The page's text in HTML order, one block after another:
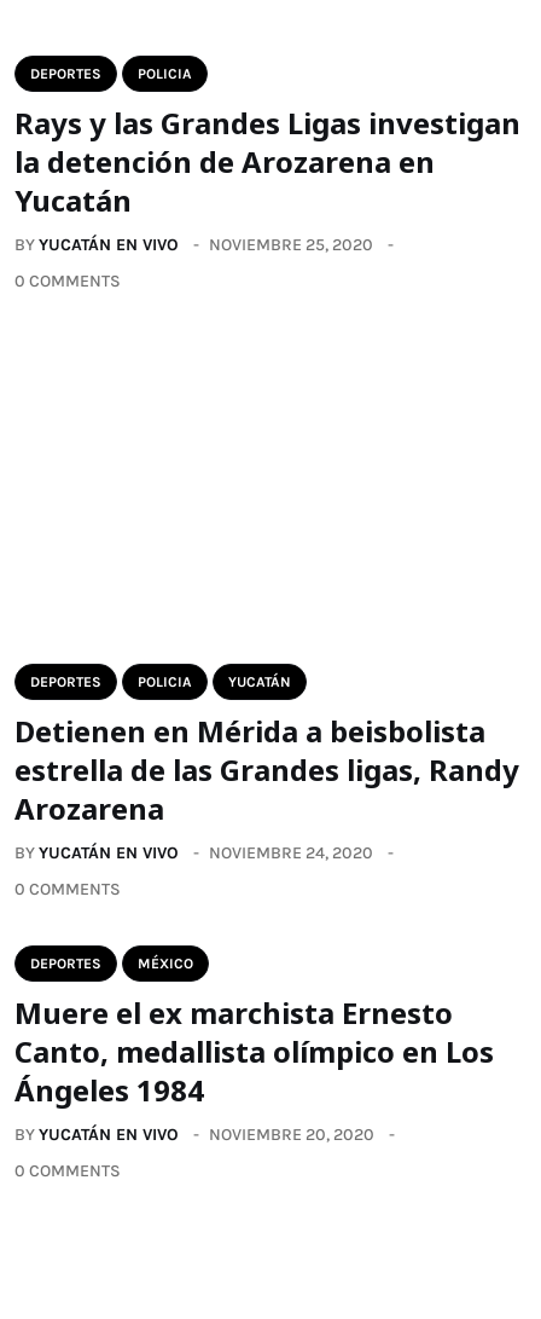
DEPORTES POLICIA
Rays y las Grandes Ligas investigan
la detención de Arozarena en
Yucatán
BYYUCATÁN EN VIVO
NOVIEMBRE 25, 2020
0 COMMENTS
DEPORTES POLICIA YUCATÁN
Detienen en Mérida a beisbolista
estrella de las Grandes ligas, Randy
Arozarena
BYYUCATÁN EN VIVO
NOVIEMBRE 24, 2020
0 COMMENTS
DEPORTES MÉXICO
Muere el ex marchista Ernesto
Canto, medallista olímpico en Los
Ángeles 1984
BYYUCATÁN EN VIVO
NOVIEMBRE 20, 2020
0 COMMENTS